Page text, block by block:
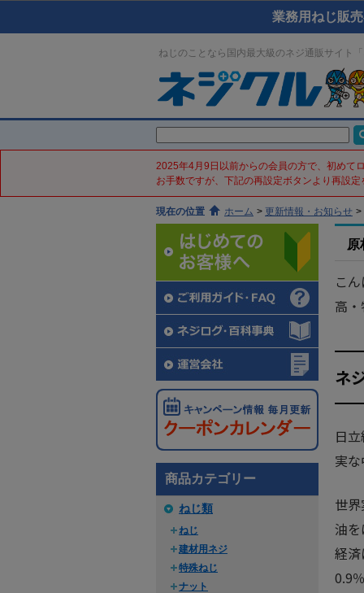
業務用ねじ販
ねじのことなら国内最大級のネジ通販サイト
2025年4月9日以前からの会員の方で、初めて
お手数ですが、下記の再設定ボタンより再設定
現在の位置 ホーム > 更新情報・お知らせ >
商品カテゴリー
ねじ類
ねじ
建材用ネジ
特殊ねじ
ナット
原
こ
高・
ネ
日
実
世
油
経
0.9